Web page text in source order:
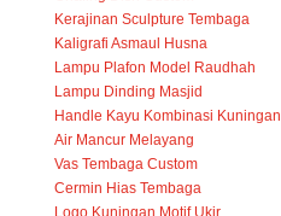
Kerajinan Sculpture Tembaga
Kaligrafi Asmaul Husna
Lampu Plafon Model Raudhah
Lampu Dinding Masjid
Handle Kayu Kombinasi Kuningan
Air Mancur Melayang
Vas Tembaga Custom
Cermin Hias Tembaga
Logo Kuningan Motif Ukir